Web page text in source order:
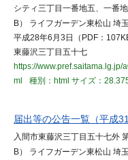
シティ三丁目一番地五、一番
B） ライフガーデン東松山 埼
平成28年6月3日（PDF：
東藤沢三丁目五十七
https://
ml
種別：html サイズ：
届出等の公告一覧（平成
入間市東藤沢三丁目五十七外
B） ライフガーデン東松山 埼